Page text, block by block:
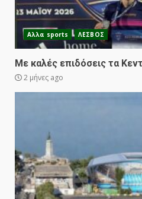
Αλλα sports ΛΕΣΒΟΣ
Με καλές επιδόσεις τα
2 μήνες ago